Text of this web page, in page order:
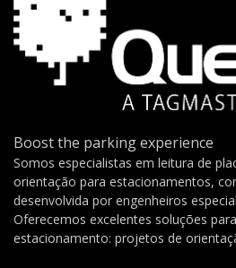
Boost the parking experience
Somos especialistas em leitura de
orientação para estacionamentos,
desenvolvida por engenheiros
Oferecemos excelentes soluções
estacionamento: projetos de